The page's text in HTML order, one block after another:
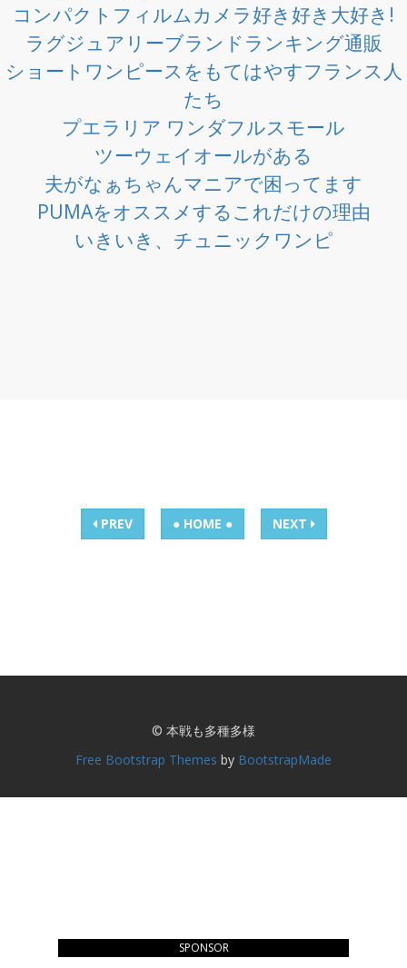
コンパクトフィルムカメラ好き好き大好き!
ラグジュアリーブランドランキング通販
ショートワンピースをもてはやすフランス人
たち
プエラリア ワンダフルスモール
ツーウェイオールがある
夫がなぁちゃんマニアで困ってます
PUMAをオススメするこれだけの理由
いきいき、チュニックワンピ
PREV ● HOME ● NEXT
© 本戦も多種多様
Free Bootstrap Themes by BootstrapMade
SPONSOR